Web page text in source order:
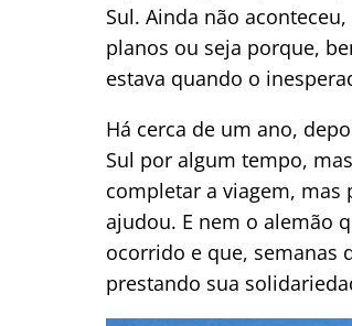
Sul. Ainda não
planos ou seja porque,
estava quando o
Há cerca de um ano,
Sul por algum tempo,
completar a viagem,
ajudou. E nem o alemão
ocorrido e que, semanas
prestando sua